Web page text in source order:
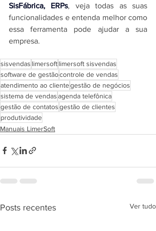
SisFábrica, ERPs, veja todas as suas
funcionalidades e entenda melhor como
essa ferramenta pode ajudar a sua
empresa.
sisvendas limersoftlimersoft sisvendas
software de gestãocontrole de vendas
atendimento ao clientegestão de negócios
sistema de vendasagenda telefônica
gestão de contatosgestão de clientes
produtividade
Manuais LimerSoft
Posts recentes Ver tudo